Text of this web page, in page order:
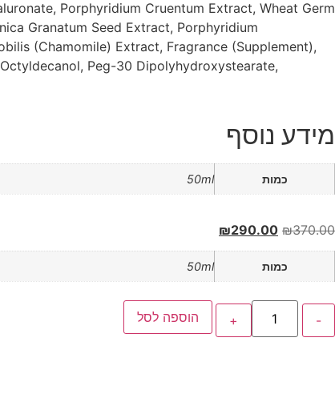
Porphyridium Cruentum Extract, Wheat Germ
Granatum Seed Extract, Porphyridium
(Chamomile) Extract, Fragrance (Supplement),
Peg-30 Dipolyhydroxystearate,
מידע נוסף
כמות 50ml
₪370.00
₪290.00
כמות 50ml
הוספה לסל